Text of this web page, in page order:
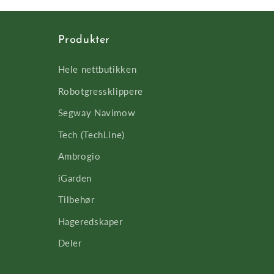
Produkter
Hele nettbutikken
Robotgressklippere
Segway Navimow
Tech (TechLine)
Ambrogio
iGarden
Tilbehør
Hageredskaper
Deler